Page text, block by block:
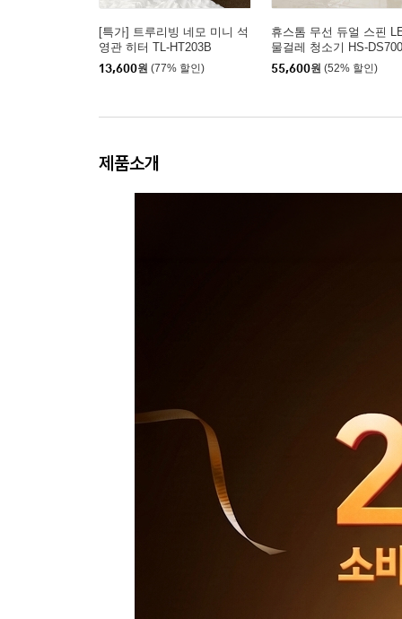
[특가] 트루리빙 네모 미니 석
영관 히터 TL-HT203B
13,600원 (77% 할인)
휴스톰 무선 듀얼 스핀
물걸레 청소기 HS-
55,600원 (52% 할인)
제품소개